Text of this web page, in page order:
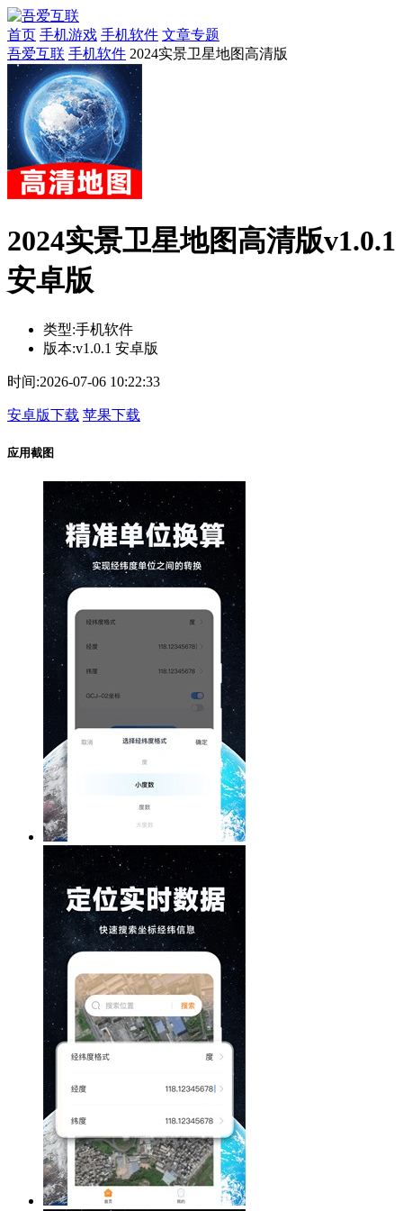
首页 手机游戏 手机软件 文章专题
吾爱互联 手机软件 2024实景卫星地图高清版
2024实景卫星地图高清版v1.0.1
安卓版
类型:手机软件
版本:v1.0.1 安卓版
时间:2026-07-06 10:22:33
安卓版下载 苹果下载
应用截图